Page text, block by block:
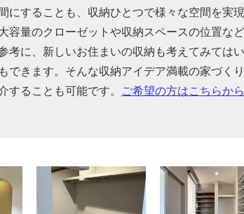
にすることも、収納ひとつで様々な空間を実現
容量のクローゼットや収納スペースの位置など
考に、新しいお住まいの収納も考えてみてはい
できます。そんな収納アイデア満載の家づくり
することも可能です。
ご希望の方はこちらから